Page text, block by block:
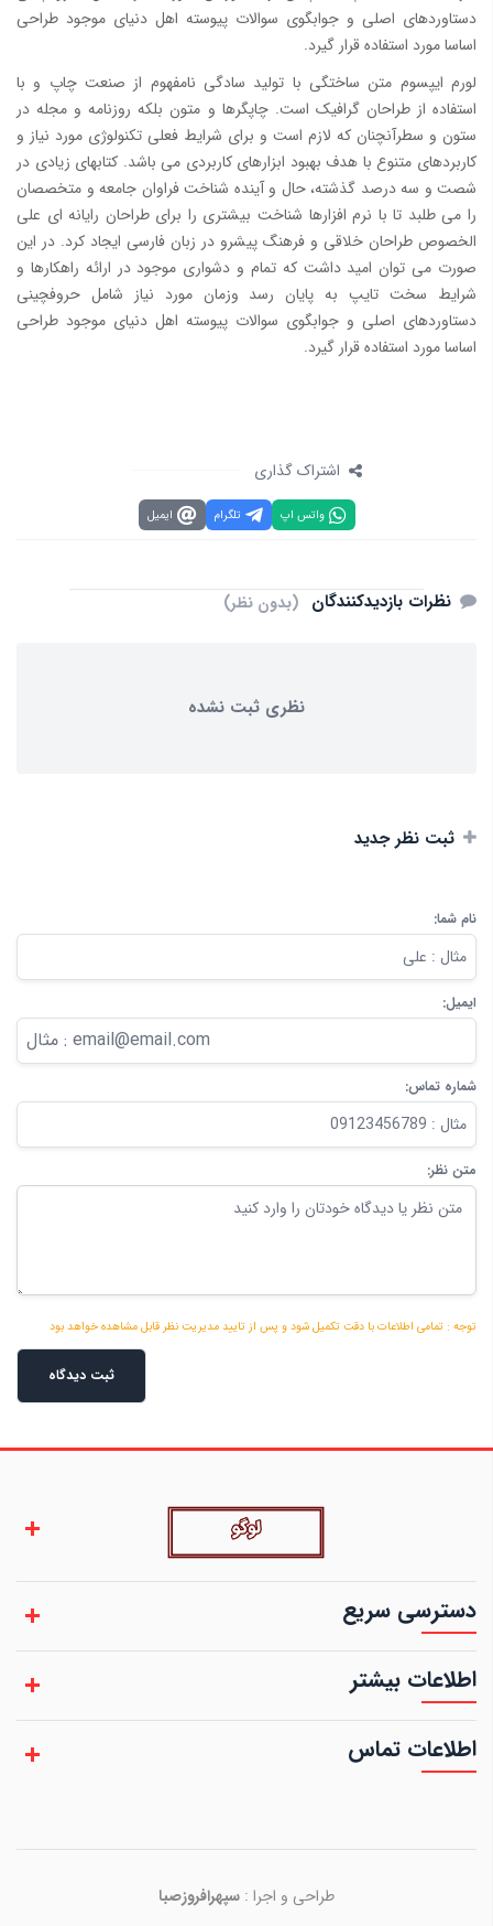
دستاوردهای اصلی و جوابگوی سوالات پیوسته اهل دنیای موجود طراحی
اساسا مورد استفاده قرار گیرد.
لورم ایپسوم متن ساختگی با تولید سادگی نامفهوم از صنعت چاپ و با
استفاده از طراحان گرافیک است. چاپگرها و متون بلکه روزنامه و مجله در
ستون و سطرآنچنان که لازم است و برای شرایط فعلی تکنولوژی مورد نیاز و
کاربردهای متنوع با هدف بهبود ابزارهای کاربردی می باشد. کتابهای زیادی در
شصت و سه درصد گذشته، حال و آینده شناخت فراوان جامعه و متخصصان
را می طلبد تا با نرم افزارها شناخت بیشتری را برای طراحان رایانه ای علی
الخصوص طراحان خلاقی و فرهنگ پیشرو در زبان فارسی ایجاد کرد. در این
صورت می توان امید داشت که تمام و دشواری موجود در ارائه راهکارها و
شرایط سخت تایپ به پایان رسد وزمان مورد نیاز شامل حروفچینی
دستاوردهای اصلی و جوابگوی سوالات پیوسته اهل دنیای موجود طراحی
اساسا مورد استفاده قرار گیرد.
اشتراک گذاری
واتس اپ تلگرام ایمیل
نظرات بازدیدکنندگان (بدون نظر)
نظری ثبت نشده
ثبت نظر جدید
نام شما:
ایمیل:
شماره تماس:
متن نظر:
توجه : تمامی اطلاعات با دقت تکمیل شود و پس از تایید مدیریت نظر قابل مشاهده خواهد بود
ثبت دیدگاه
دسترسی سریع
اطلاعات بیشتر
اطلاعات تماس
طراحی و اجرا : سپهرافروزصبا